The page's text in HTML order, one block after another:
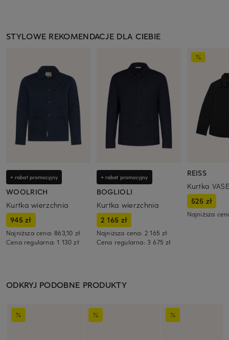
STYLOWE REKOMENDACJE DLA CIEBIE
+ rabat promocyjny
WOOLRICH
Kurtka wierzchnia
945 zł
Najniższa cena:863,10 zł
Cena regularna:1 130 zł
+ rabat promocyjny
BOGLIOLI
Kurtka wierzchnia
2 165 zł
Najniższa cena: 2 165 zł
Cena regularna: 3 675 zł
REISS
Kurtka
525 zł
Najniższa
ODKRYJ PODOBNE PRODUKTY